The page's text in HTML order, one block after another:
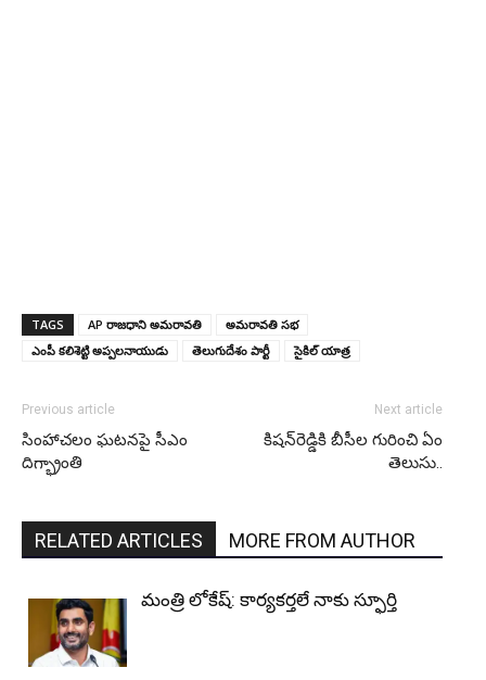
TAGS AP రాజధాని అమరావతి
అమరావతి సభ
ఎంపీ కలిశెట్టి అప్పలనాయుడు
తెలుగుదేశం పార్టీ సైకిల్ యాత్ర
Previous article
సింహాచలం ఘటనపై సీఎం
దిగ్భ్రాంతి
Next article
కిషన్‌రెడ్డికి బీసీల గురించి ఏం
తెలుసు..
RELATED ARTICLES MORE FROM AUTHOR
మంత్రి లోకేష్: కార్యకర్తలే నాకు స్ఫూర్తి